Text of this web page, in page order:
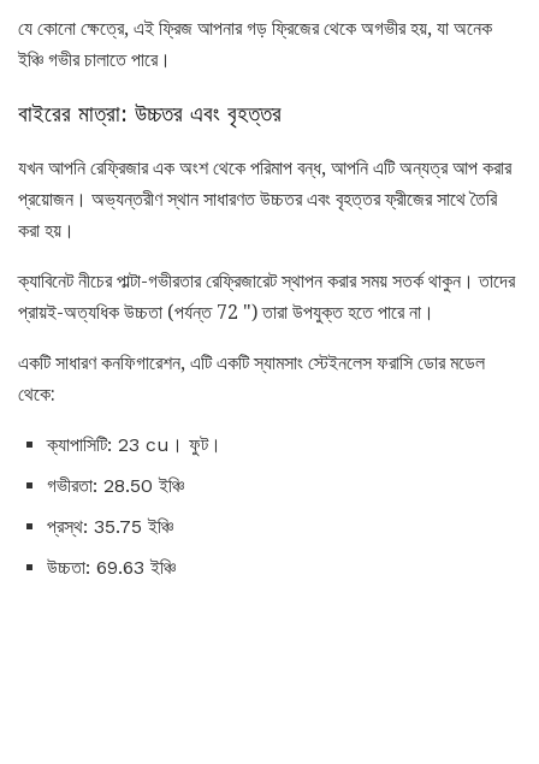
যে কোনো ক্ষেত্রে, এই ফ্রিজ আপনার গড় ফ্রিজের থেকে অগভীর হয়, যা অনেক
ইঞ্চি গভীর চালাতে পারে।
বাইরের মাত্রা: উচ্চতর এবং বৃহত্তর
যখন আপনি রেফ্রিজার এক অংশ থেকে পরিমাপ বন্ধ, আপনি এটি অন্যত্র আপ করার
প্রয়োজন। অভ্যন্তরীণ স্থান সাধারণত উচ্চতর এবং বৃহত্তর ফ্রীজের সাথে তৈরি
করা হয়।
ক্যাবিনেট নীচের পাল্টা-গভীরতার রেফ্রিজারেট স্থাপন করার সময় সতর্ক থাকুন। তাদের
প্রায়ই-অত্যধিক উচ্চতা (পর্যন্ত 72 ") তারা উপযুক্ত হতে পারে না।
একটি সাধারণ কনফিগারেশন, এটি একটি স্যামসাং স্টেইনলেস ফরাসি ডোর মডেল
থেকে:
ক্যাপাসিটি: 23 cu। ফুট।
গভীরতা: 28.50 ইঞ্চি
প্রস্থ: 35.75 ইঞ্চি
উচ্চতা: 69.63 ইঞ্চি